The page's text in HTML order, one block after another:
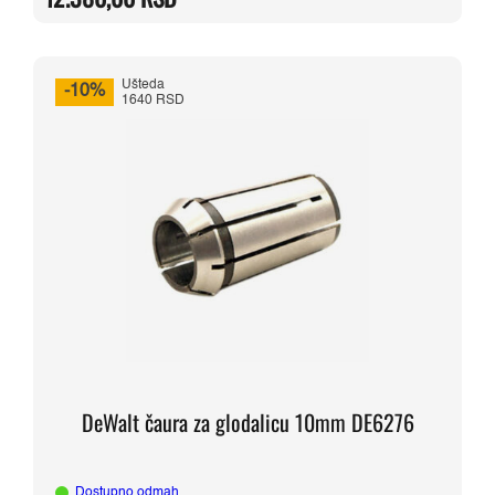
14.560,00 RSD.
-10%
Ušteda
1640 RSD
DeWalt čaura za glodalicu 10mm DE6276